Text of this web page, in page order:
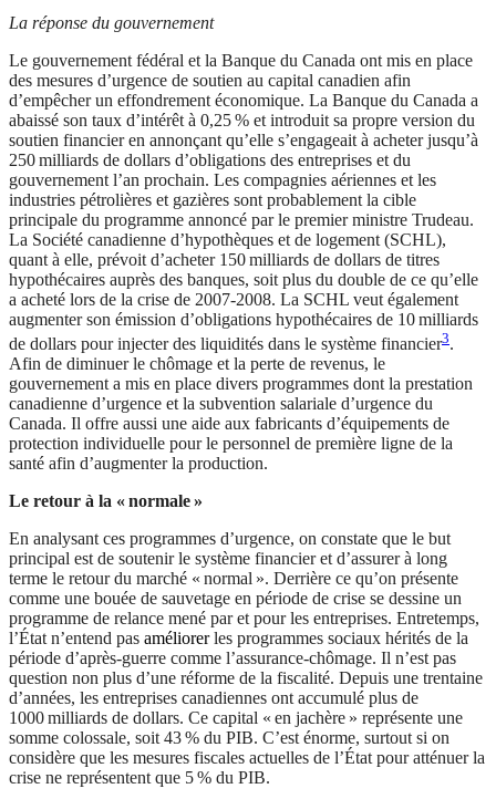
La réponse du gouvernement
Le gouvernement fédéral et la Banque du Canada ont mis en place
des mesures d’urgence de soutien au capital canadien afin
d’empêcher un effondrement économique. La Banque du Canada a
abaissé son taux d’intérêt à 0,25 % et introduit sa propre version du
soutien financier en annonçant qu’elle s’engageait à acheter jusqu’à
250 milliards de dollars d’obligations des entreprises et du
gouvernement l’an prochain. Les compagnies aériennes et les
industries pétrolières et gazières sont probablement la cible
principale du programme annoncé par le premier ministre Trudeau.
La Société canadienne d’hypothèques et de logement (SCHL),
quant à elle, prévoit d’acheter 150 milliards de dollars de titres
hypothécaires auprès des banques, soit plus du double de ce qu’elle
a acheté lors de la crise de 2007-2008. La SCHL veut également
augmenter son émission d’obligations hypothécaires de 10 milliards
de dollars pour injecter des liquidités dans le système financier3.
Afin de diminuer le chômage et la perte de revenus, le
gouvernement a mis en place divers programmes dont la prestation
canadienne d’urgence et la subvention salariale d’urgence du
Canada. Il offre aussi une aide aux fabricants d’équipements de
protection individuelle pour le personnel de première ligne de la
santé afin d’augmenter la production.
Le retour à la « normale »
En analysant ces programmes d’urgence, on constate que le but
principal est de soutenir le système financier et d’assurer à long
terme le retour du marché « normal ». Derrière ce qu’on présente
comme une bouée de sauvetage en période de crise se dessine un
programme de relance mené par et pour les entreprises. Entretemps,
l’État n’entend pas améliorerles programmes sociaux hérités de la
période d’après-guerre comme l’assurance-chômage. Il n’est pas
question non plus d’une réforme de la fiscalité. Depuis une trentaine
d’années, les entreprises canadiennes ont accumulé plus de
1000 milliards de dollars. Ce capital « en jachère » représente une
somme colossale, soit 43 % du PIB. C’est énorme, surtout si on
considère que les mesures fiscales actuelles de l’État pour atténuer la
crise ne représentent que 5 % du PIB.